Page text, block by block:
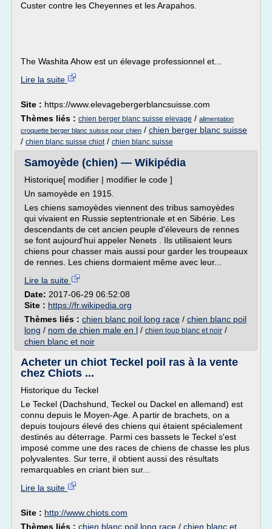
Custer contre les Cheyennes et les Arapahos.
The Washita Ahow est un élevage professionnel et...
Lire la suite
Site : https://www.elevagebergerblancsuisse.com
Thèmes liés : chien berger blanc suisse elevage / alimentation
croquette berger blanc suisse pour chien / chien berger blanc suisse
/ chien blanc suisse chiot/ chien blanc suisse
Samoyède (chien) — Wikipédia
Historique[ modifier | modifier le code ]
Un samoyède en 1915.
Les chiens samoyèdes viennent des tribus samoyèdes
qui vivaient en Russie septentrionale et en Sibérie. Les
descendants de cet ancien peuple d'éleveurs de rennes
se font aujourd'hui appeler Nenets . Ils utilisaient leurs
chiens pour chasser mais aussi pour garder les troupeaux
de rennes. Les chiens dormaient même avec leur...
Lire la suite
Date: 2017-06-29 06:52:08
Site : https://fr.wikipedia.org
Thèmes liés : chien blanc poil long race / chien blanc poil
long / nom de chien male en l / chien loup blanc et noir /
chien blanc et noir
Acheter un chiot Teckel poil ras à la vente
chez Chiots ...
Historique du Teckel
Le Teckel (Dachshund, Teckel ou Dackel en allemand) est
connu depuis le Moyen-Age. A partir de brachets, on a
depuis toujours élevé des chiens qui étaient spécialement
destinés au déterrage. Parmi ces bassets le Teckel s'est
imposé comme une des races de chiens de chasse les plus
polyvalentes. Sur terre, il obtient aussi des résultats
remarquables en criant bien sur...
Lire la suite
Site : http://www.chiots.com
Thèmes liés : chien blanc poil long race / chien blanc et